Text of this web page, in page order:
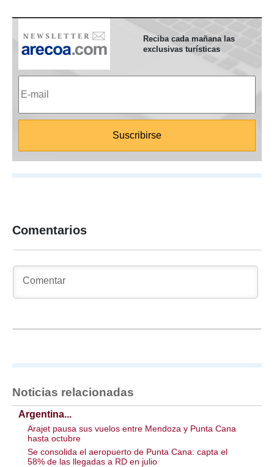
Reciba cada mañana las
exclusivas turísticas
Comentarios
Noticias relacionadas
Argentina...
Arajet pausa sus vuelos entre Mendoza y Punta Cana
hasta octubre
Se consolida el aeropuerto de Punta Cana: capta el
58% de las llegadas a RD en julio